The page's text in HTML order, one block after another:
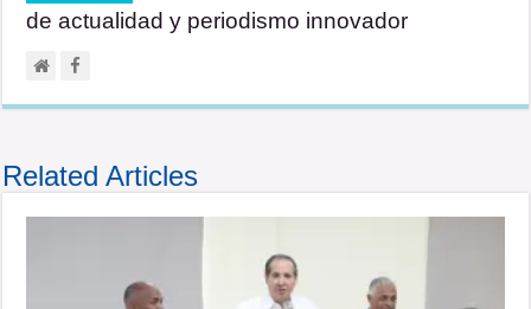
de actualidad y periodismo innovador
Related Articles